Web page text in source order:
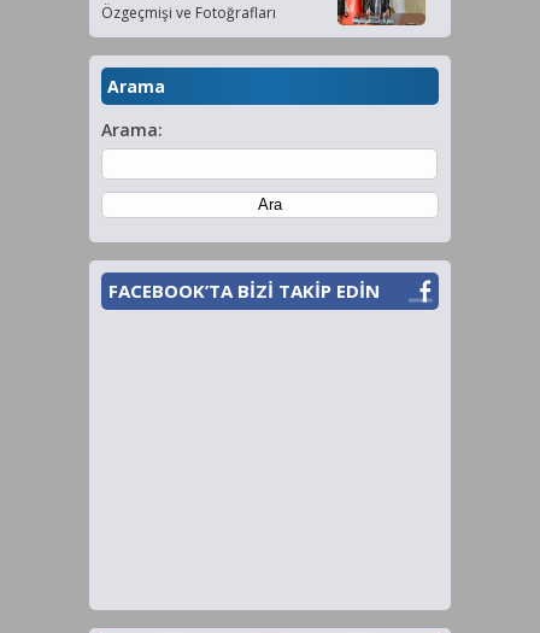
Özgeçmişi ve Fotoğrafları
Arama
Arama:
FACEBOOK’TA BİZİ TAKİP EDİN